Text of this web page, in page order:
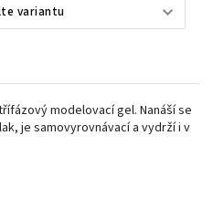
modelovací gel. Nanáší se
je samovyrovnávací a vydrží i v